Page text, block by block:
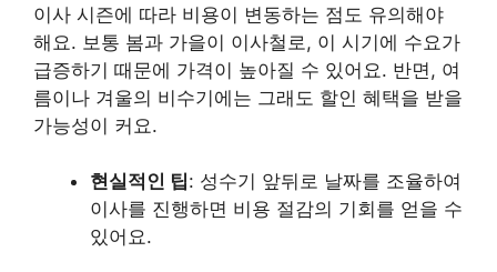
이사 시즌에 따라 비용이 변동하는 점도 유의해야
해요. 보통 봄과 가을이 이사철로, 이 시기에 수요가
급증하기 때문에 가격이 높아질 수 있어요. 반면, 여
름이나 겨울의 비수기에는 그래도 할인 혜택을 받을
가능성이 커요.
현실적인 팁: 성수기 앞뒤로 날짜를 조율하여
이사를 진행하면 비용 절감의 기회를 얻을 수
있어요.